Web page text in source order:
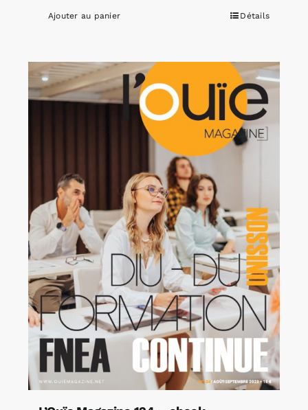
Ajouter au panier Détails